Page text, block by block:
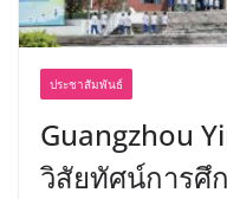
ประชาสัมพันธ์
Guangzhou
วิสัยทัศน์การศึ